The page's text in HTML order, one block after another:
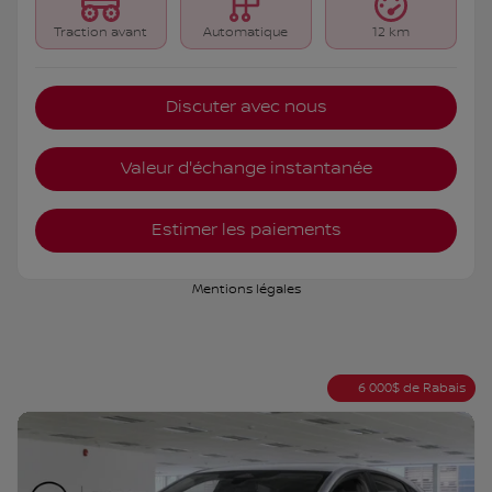
Traction avant Automatique 12 km
Discuter avec nous
Valeur d'échange instantanée
Estimer les paiements
Mentions légales
6 000$ de Rabais